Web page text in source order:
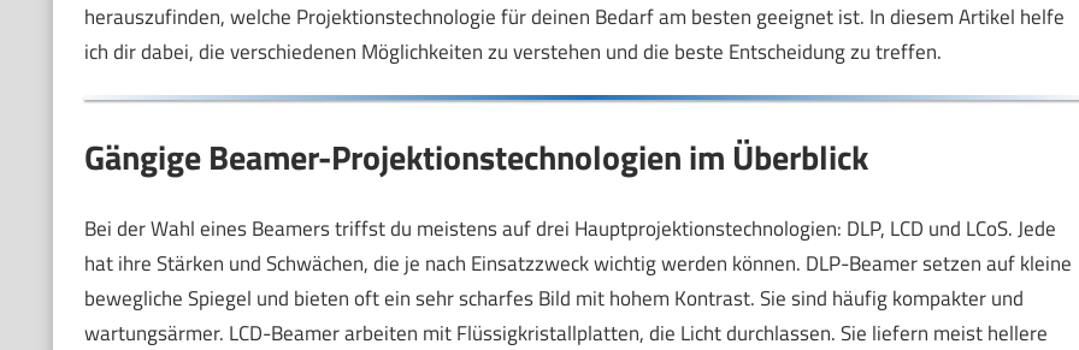
herauszufinden, welche Projektionstechnologie für deinen Bedarf am besten geeignet ist. In diesem Artikel helfe
ich dir dabei, die verschiedenen Möglichkeiten zu verstehen und die beste Entscheidung zu treffen.
Gängige Beamer-Projektionstechnologien im Überblick
Bei der Wahl eines Beamers triffst du meistens auf drei Hauptprojektionstechnologien: DLP, LCD und LCoS. Jede
hat ihre Stärken und Schwächen, die je nach Einsatzzweck wichtig werden können. DLP-Beamer setzen auf kleine
bewegliche Spiegel und bieten oft ein sehr scharfes Bild mit hohem Kontrast. Sie sind häufig kompakter und
wartungsärmer. LCD-Beamer arbeiten mit Flüssigkristallplatten, die Licht durchlassen. Sie liefern meist hellere